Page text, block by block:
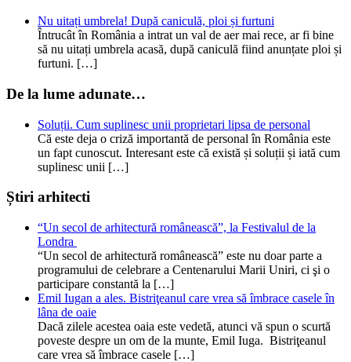
Nu uitați umbrela! După caniculă, ploi și furtuni
Întrucât în România a intrat un val de aer mai rece, ar fi bine
să nu uitați umbrela acasă, după caniculă fiind anunțate ploi și
furtuni. […]
De la lume adunate…
Soluții. Cum suplinesc unii proprietari lipsa de personal
Că este deja o criză importantă de personal în România este
un fapt cunoscut. Interesant este că există și soluții și iată cum
suplinesc unii […]
Știri arhitecti
“Un secol de arhitectură românească”, la Festivalul de la
Londra
“Un secol de arhitectură românească” este nu doar parte a
programului de celebrare a Centenarului Marii Uniri, ci şi o
participare constantă la […]
Emil Iugan a ales. Bistriţeanul care vrea să îmbrace casele în
lâna de oaie
Dacă zilele acestea oaia este vedetă, atunci vă spun o scurtă
poveste despre un om de la munte, Emil Iuga. Bistriţeanul
care vrea să îmbrace casele […]